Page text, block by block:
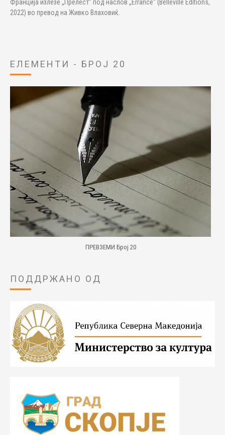
Франција излезе „Прелест“ под наслов „Errance“ (Belleville Éditions,
2022) во превод на Живко Влаховиќ.
ЕЛЕМЕНТИ - БРОЈ 20
ПРЕВЗЕМИ Број 20
ПОДДРЖАНО ОД